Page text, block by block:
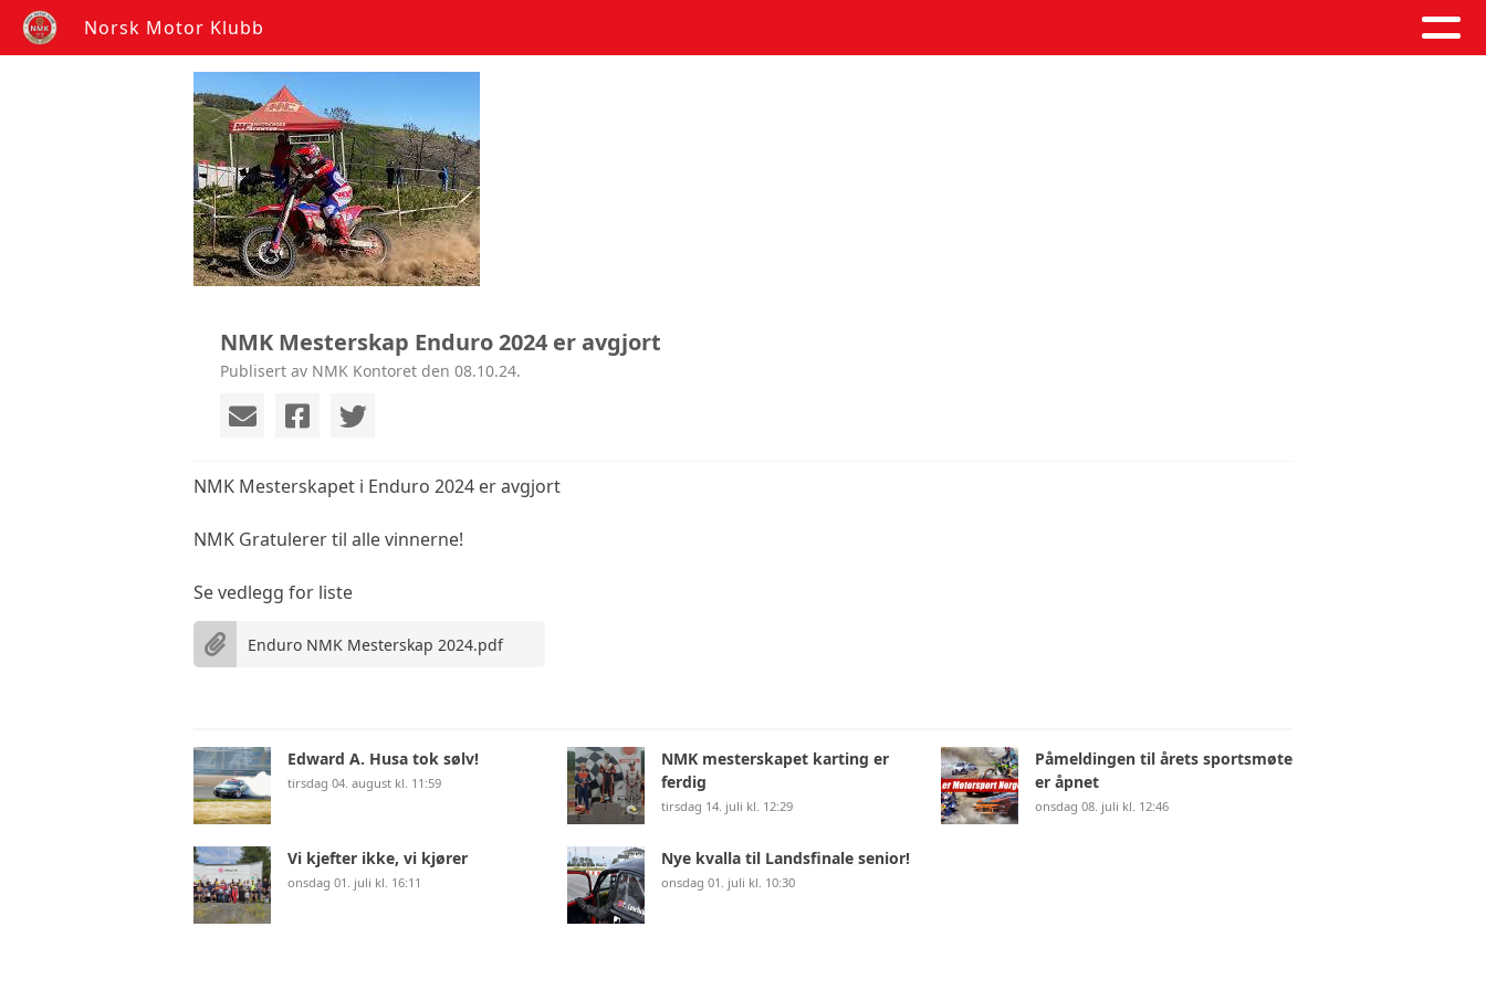
Norsk Motor Klubb
NMK Mesterskap Enduro 2024 er avgjort
Publisert av NMK Kontoret den 08.10.24.
NMK Mesterskapet i Enduro 2024 er avgjort
NMK Gratulerer til alle vinnerne!
Se vedlegg for liste
Enduro NMK Mesterskap 2024.pdf
Edward A. Husa tok sølv!
tirsdag 04. august kl. 11:59
NMK mesterskapet karting er
ferdig
tirsdag 14. juli kl. 12:29
Påmeldingen til årets sportsmøte
er åpnet
onsdag 08. juli kl. 12:46
Vi kjefter ikke, vi kjører
onsdag 01. juli kl. 16:11
Nye kvalla til Landsfinale senior!
onsdag 01. juli kl. 10:30